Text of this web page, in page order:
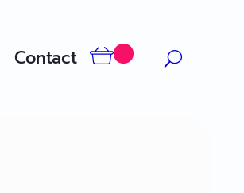
Contact